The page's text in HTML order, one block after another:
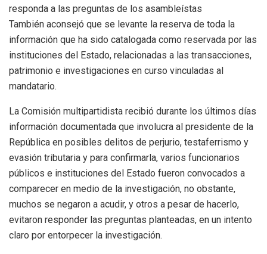
responda a las preguntas de los asambleístas
También aconsejó que se levante la reserva de toda la
información que ha sido catalogada como reservada por las
instituciones del Estado, relacionadas a las transacciones,
patrimonio e investigaciones en curso vinculadas al
mandatario.
La Comisión multipartidista recibió durante los últimos días
información documentada que involucra al presidente de la
República en posibles delitos de perjurio, testaferrismo y
evasión tributaria y para confirmarla, varios funcionarios
públicos e instituciones del Estado fueron convocados a
comparecer en medio de la investigación, no obstante,
muchos se negaron a acudir, y otros a pesar de hacerlo,
evitaron responder las preguntas planteadas, en un intento
claro por entorpecer la investigación.